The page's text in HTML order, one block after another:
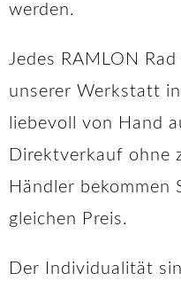
werden.
Jedes RAMLON
unserer Werkstatt
liebevoll von Hand
Direktverkauf ohne
Händler bekommen
gleichen Preis.
Der Individualität